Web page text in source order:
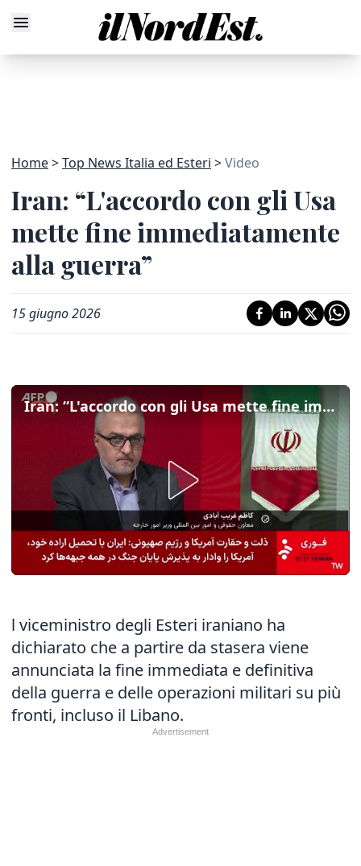
Home Top News Italia ed Esteri Video
Iran: “L'accordo con gli Usa
mette fine immediatamente
alla guerra”
15 giugno 2026
Iran: “L'accordo con gli Usa mette fine immediatamente alla guerra”
l viceministro degli Esteri iraniano ha
dichiarato che a partire da stasera viene
annunciata la fine immediata e definitiva
della guerra e delle operazioni militari su più
fronti, incluso il Libano.